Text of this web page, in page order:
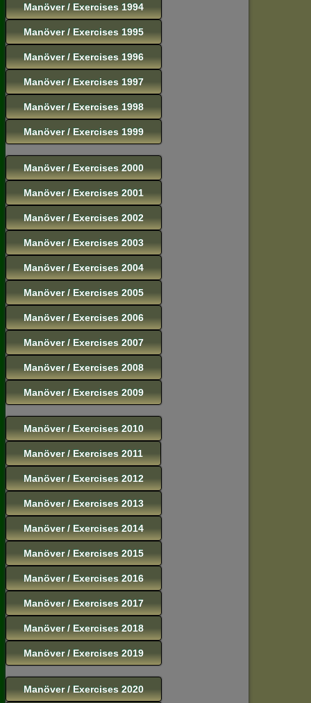
Manöver / Exercises 1994
Manöver / Exercises 1995
Manöver / Exercises 1996
Manöver / Exercises 1997
Manöver / Exercises 1998
Manöver / Exercises 1999
Manöver / Exercises 2000
Manöver / Exercises 2001
Manöver / Exercises 2002
Manöver / Exercises 2003
Manöver / Exercises 2004
Manöver / Exercises 2005
Manöver / Exercises 2006
Manöver / Exercises 2007
Manöver / Exercises 2008
Manöver / Exercises 2009
Manöver / Exercises 2010
Manöver / Exercises 2011
Manöver / Exercises 2012
Manöver / Exercises 2013
Manöver / Exercises 2014
Manöver / Exercises 2015
Manöver / Exercises 2016
Manöver / Exercises 2017
Manöver / Exercises 2018
Manöver / Exercises 2019
Manöver / Exercises 2020